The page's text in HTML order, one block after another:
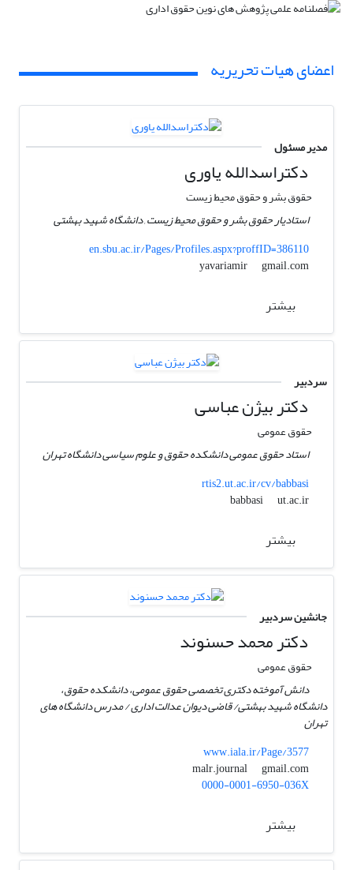
اعضای هیات تحریریه
مدیر مسئول
دکتراسدالله یاوری
حقوق بشر و حقوق محیط زیست
استادیار حقوق بشر و حقوق محیط زیست , دانشگاه شهید بهشتی
en.sbu.ac.ir/Pages/Profiles.aspx?proffID=386110
yavariamir
gmail.com
بیشتر
سردبیر
دکتر بیژن عباسی
حقوق عمومی
استاد حقوق عمومی دانشکده حقوق و علوم سیاسی دانشگاه تهران
rtis2.ut.ac.ir/cv/babbasi
babbasi
ut.ac.ir
بیشتر
جانشین سردبیر
دکتر محمد حسنوند
حقوق عمومی
دانش آموخته دکتری تخصصی حقوق عمومی، دانشکده حقوق،
دانشگاه شهید بهشتی/ قاضی دیوان عدالت اداری / مدرس دانشگاه های
تهران
www.iala.ir/Page/3577
malr.journal
gmail.com
0000-0001-6950-036X
بیشتر